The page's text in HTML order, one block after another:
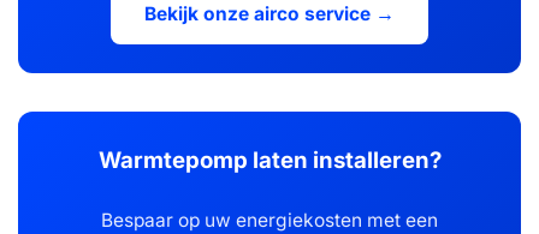
Bekijk onze airco service →
Warmtepomp laten installeren?
Bespaar op uw energiekosten met een